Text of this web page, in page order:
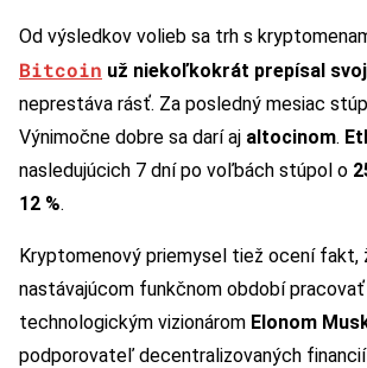
Od výsledkov volieb sa trh s
Bitcoin už niekoľkokrát prepísal
neprestáva rásť. Za posledný mesiac
Výnimočne dobre sa darí aj altocinom.
nasledujúcich 7 dní po voľbách stúpol o
12 %.
Kryptomenový priemysel tiež ocení fakt,
nastávajúcom funkčnom období
technologickým vizionárom Elonom
podporovateľ decentralizovaných